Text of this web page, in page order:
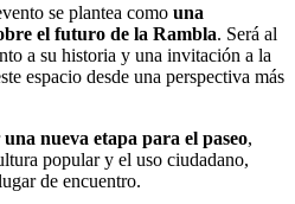
se plantea como una
el futuro de la Rambla. Será al
a su historia y una invitación a la
espacio desde una perspectiva más
una nueva etapa para el paseo,
popular y el uso ciudadano,
de encuentro.